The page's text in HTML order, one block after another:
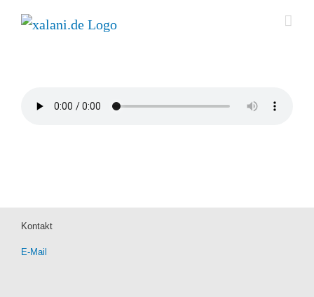
Inhalt
Kontakt
E-Mail